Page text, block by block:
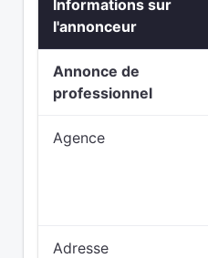
Informations sur
l'annonceur
Annonce de
professionnel
Agence
Adresse